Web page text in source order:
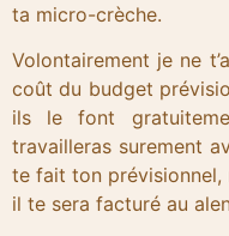
ta micro-crèche.
Volontairement je ne
coût du budget
ils le font
travailleras surement
te fait ton prévisionnel,
il te sera facturé au